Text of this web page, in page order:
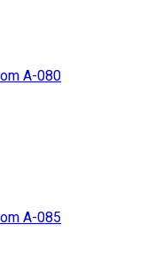
A-080
A-085